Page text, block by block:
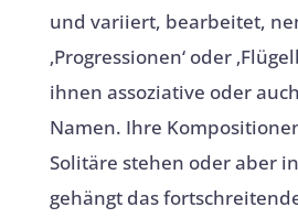
und variiert, bearbeitet,
‚Progressionen‘ oder
ihnen assoziative oder
Namen. Ihre
Solitäre stehen oder aber
gehängt das